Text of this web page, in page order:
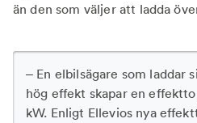
än den som väljer att ladda
– En elbilsägare som laddar
hög effekt skapar en
kW. Enligt Ellevios nya